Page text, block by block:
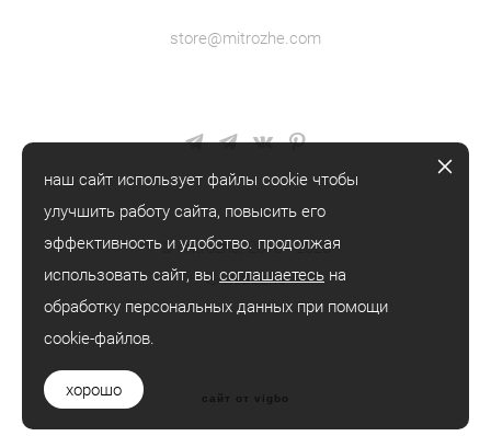
store@mitrozhe.com
© mitrozhe, 2018—2026
® mitrozhe
сайт от vigbo
наш сайт использует файлы cookie чтобы
улучшить работу сайта, повысить его
эффективность и удобство. продолжая
использовать сайт, вы соглашаетесь на
обработку персональных данных при помощи
cookie-файлов.
хорошо